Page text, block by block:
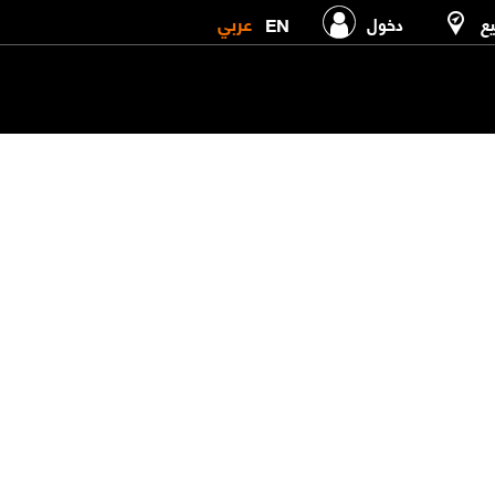
دخول EN عربي